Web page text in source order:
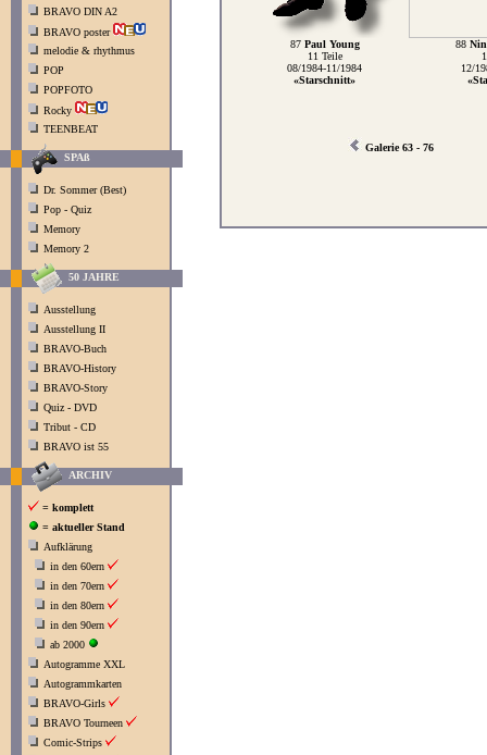
BRAVO DIN A2
BRAVO poster
melodie & rhythmus
POP
POPFOTO
Rocky
TEENBEAT
SPAß
Dr. Sommer (Best)
Pop - Quiz
Memory
Memory 2
50 JAHRE
Ausstellung
Ausstellung II
BRAVO-Buch
BRAVO-History
BRAVO-Story
Quiz - DVD
Tribut - CD
BRAVO ist 55
ARCHIV
= komplett
= aktueller Stand
Aufklärung
in den 60ern
in den 70ern
in den 80ern
in den 90ern
ab 2000
Autogramme XXL
Autogrammkarten
BRAVO-Girls
BRAVO Tourneen
Comic-Strips
87 Paul Young 88
11 Teile
08/1984-11/1984
12/
«Starschnitt»
Galerie 63 - 76